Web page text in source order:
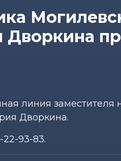
линия заместителя
Дворкина.
93-83.